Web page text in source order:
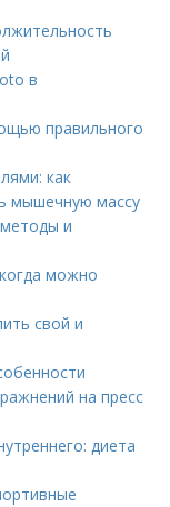
в
правильного
как
мышечную массу
и
можно
свой и
на пресс
диета